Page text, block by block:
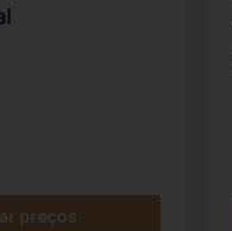
preços